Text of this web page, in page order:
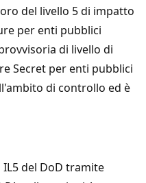
del livello 5 di impatto
per enti pubblici
di livello di
Secret per enti pubblici
di controllo ed è
del DoD tramite